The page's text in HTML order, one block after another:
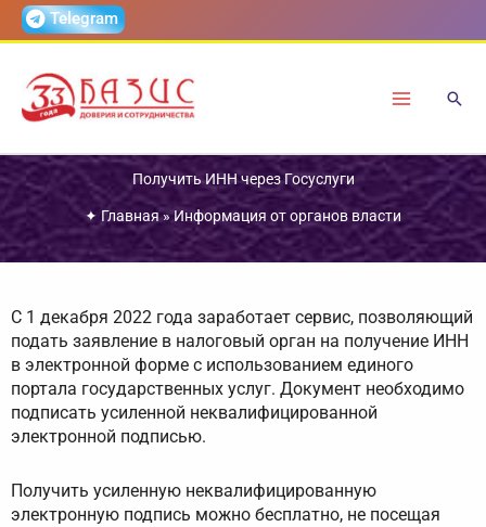
ПерейтиTelegram
Получить ИНН через Госуслуги
✦ Главная»Информация от органов власти
С 1 декабря 2022 года заработает сервис, позволяющий
подать заявление в налоговый орган на получение ИНН
в электронной форме с использованием единого
портала государственных услуг. Документ необходимо
подписать усиленной неквалифицированной
электронной подписью.
Получить усиленную неквалифицированную
электронную подпись можно бесплатно, не посещая